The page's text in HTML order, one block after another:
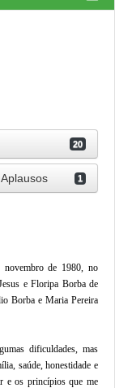
20
1
de 1980, no
e Floripa Borba de
Borba e Maria Pereira
dificuldades, mas
saúde, honestidade e
e os princípios que me